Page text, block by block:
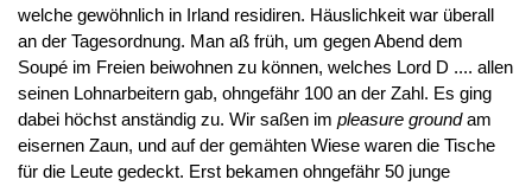
welche gewöhnlich in Irland residiren. Häuslichkeit war überall
an der Tagesordnung. Man aß früh, um gegen Abend dem
Soupé im Freien beiwohnen zu können, welches Lord D .... allen
seinen Lohnarbeitern gab, ohngefähr 100 an der Zahl. Es ging
dabei höchst anständig zu. Wir saßen im pleasure groundam
eisernen Zaun, und auf der gemähten Wiese waren die Tische
für die Leute gedeckt. Erst bekamen ohngefähr 50 junge